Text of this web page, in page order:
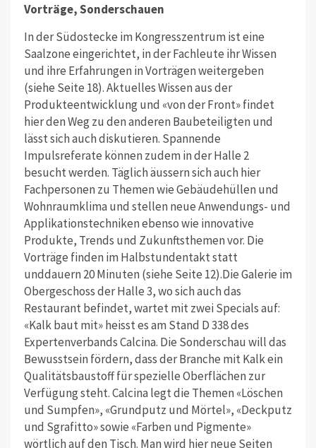
Vorträge, Sonderschauen
In der Südostecke im Kongresszentrum ist eine
Saalzone eingerichtet, in der Fachleute ihr Wissen
und ihre Erfahrungen in Vorträgen weitergeben
(siehe Seite 18). Aktuelles Wissen aus der
Produkteentwicklung und «von der Front» findet
hier den Weg zu den anderen Baubeteiligten und
lässt sich auch diskutieren. Spannende
Impulsreferate können zudem in der Halle 2
besucht werden. Täglich äussern sich auch hier
Fachpersonen zu Themen wie Gebäudehüllen und
Wohnraumklima und stellen neue Anwendungs- und
Applikationstechniken ebenso wie innovative
Produkte, Trends und Zukunftsthemen vor. Die
Vorträge finden im Halbstundentakt statt
unddauern 20 Minuten (siehe Seite 12).Die Galerie im
Obergeschoss der Halle 3, wo sich auch das
Restaurant befindet, wartet mit zwei Specials auf:
«Kalk baut mit» heisst es am Stand D 338 des
Expertenverbands Calcina. Die Sonderschau will das
Bewusstsein fördern, dass der Branche mit Kalk ein
Qualitätsbaustoff für spezielle Oberflächen zur
Verfügung steht. Calcina legt die Themen «Löschen
und Sumpfen», «Grundputz und Mörtel», «Deckputz
und Sgrafitto» sowie «Farben und Pigmente»
wörtlich auf den Tisch. Man wird hier neue Seiten